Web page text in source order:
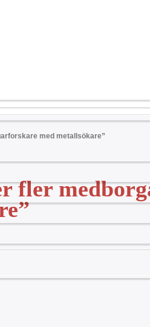
med metallsökare”
fler